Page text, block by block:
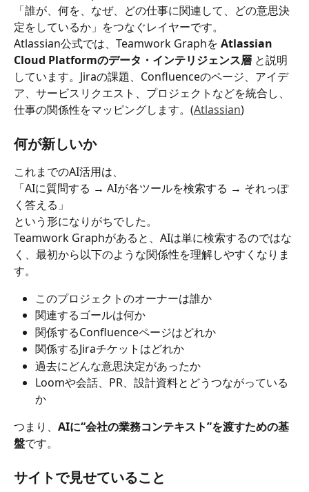
「誰が、何を、なぜ、どの仕事に関連して、どの意思決
定をしているか」をつなぐレイヤーです。
Atlassian公式では、Teamwork Graphを Atlassian
Cloud Platformのデータ・インテリジェンス層 と説明
しています。Jiraの課題、Confluenceのページ、アイデ
ア、サービスリクエスト、プロジェクトなどを統合し、
仕事の関係性をマッピングします。(Atlassian)
何が新しいか
これまでのAI活用は、
「AIに質問する → AIが各ツールを検索する → それっぽ
く答える」
という形になりがちでした。
Teamwork Graphがあると、AIは単に検索するのではな
く、最初から以下のような関係性を理解しやすくなりま
す。
このプロジェクトのオーナーは誰か
関連するゴールは何か
関係するConfluenceページはどれか
関係するJiraチケットはどれか
過去にどんな意思決定があったか
Loomや会話、PR、設計資料とどうつながっている
か
つまり、 AIに“会社の業務コンテキスト”を渡すための基
盤です。
サイトで見せていること